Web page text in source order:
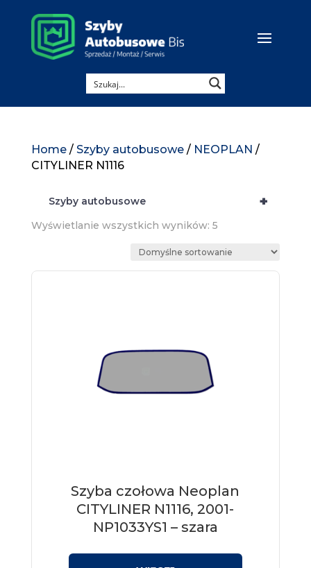
Home/ Szyby autobusowe/ NEOPLAN /
CITYLINER N1116
+
Szyby autobusowe
Wyświetlanie wszystkich wyników: 5
Szyba czołowa Neoplan
CITYLINER N1116, 2001-
NP1033YS1 – szara